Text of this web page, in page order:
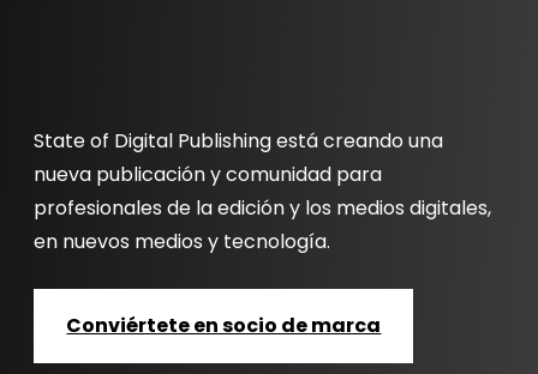
State of Digital Publishing está creando una
nueva publicación y comunidad para
profesionales de la edición y los medios digitales,
en nuevos medios y tecnología.
Conviértete en socio de marca